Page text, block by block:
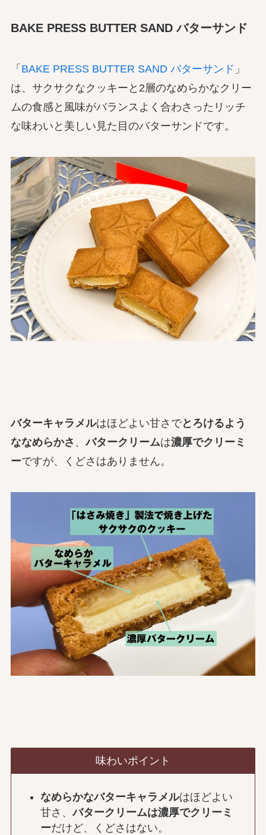
BAKE PRESS BUTTER SAND バターサンド
「 BAKE PRESS BUTTER SAND バターサンド 」
は、サクサクなクッキーと2層のなめらかなクリー
ムの食感と風味がバランスよく合わさったリッチ
な味わいと美しい見た目のバターサンドです。
バターキャラメルはほどよい甘さでとろけるよう
ななめらかさ 、バタークリームは濃厚でクリーミ
ーですが、くどさはありません。
味わいポイント
なめらかなバターキャラメルはほどよい
甘さ、バタークリームは濃厚でクリーミ
ーだけど、くどさはない。